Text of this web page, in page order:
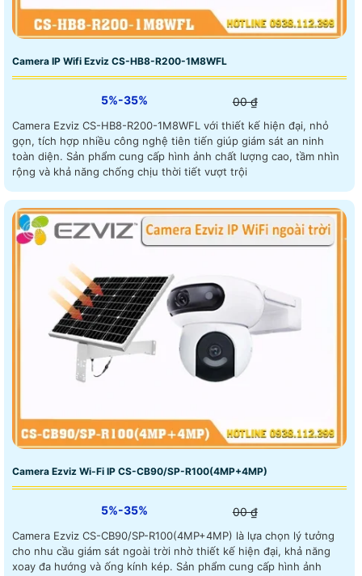
Camera IP Wifi Ezviz CS-HB8-R200-1M8WFL
5%-35% 00 ₫
Camera Ezviz CS-HB8-R200-1M8WFL với thiết kế hiện đại, nhỏ
gọn, tích hợp nhiều công nghệ tiên tiến giúp giám sát an ninh
toàn diện. Sản phẩm cung cấp hình ảnh chất lượng cao, tầm nhìn
rộng và khả năng chống chịu thời tiết vượt trội
Camera Ezviz Wi-Fi IP CS-CB90/SP-R100(4MP+4MP)
5%-35% 00 ₫
Camera Ezviz CS-CB90/SP-R100(4MP+4MP) là lựa chọn lý tưởng
cho nhu cầu giám sát ngoài trời nhờ thiết kế hiện đại, khả năng
xoay đa hướng và ống kính kép. Sản phẩm cung cấp hình ảnh